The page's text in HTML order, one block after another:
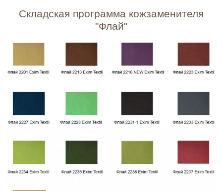
Складская программа кожзаменителя
"Флай"